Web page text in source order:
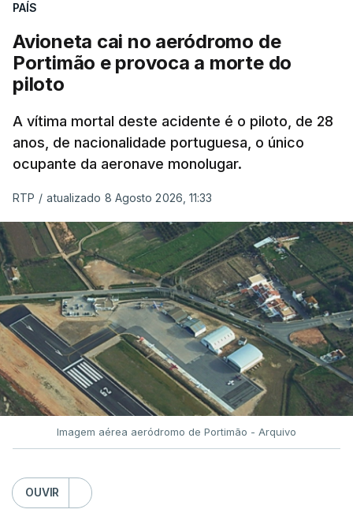
PAÍS
Avioneta cai no aeródromo de
Portimão e provoca a morte do
piloto
A vítima mortal deste acidente é o piloto, de 28
anos, de nacionalidade portuguesa, o único
ocupante da aeronave monolugar.
RTP / atualizado 8 Agosto 2026, 11:33
Imagem aérea aeródromo de Portimão - Arquivo
OUVIR